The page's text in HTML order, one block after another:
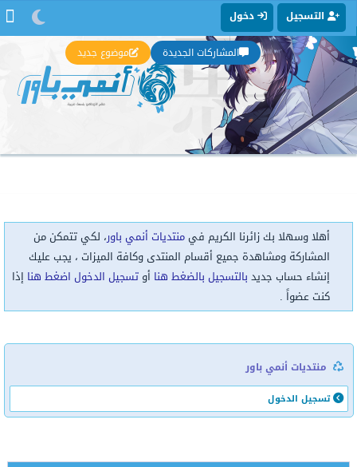
التسجيل دخول
المشاركات الجديدة موضوع جديد
أهلا وسهلا بك زائرنا الكريم فيمنتديات أنمي باور، لكي تتمكن من
المشاركة ومشاهدة جميع أقسام المنتدى وكافة الميزات ، يجب عليك
إنشاء حساب جديد بالتسجيل بالضغط هنا أوتسجيل الدخول اضغط هنا إذا
كنت عضواً .
منتديات أنمي باور
تسجيل الدخول